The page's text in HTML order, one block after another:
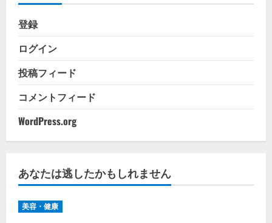
登録
ログイン
投稿フィード
コメントフィード
WordPress.org
あなたは逃したかもしれません
美容・健康